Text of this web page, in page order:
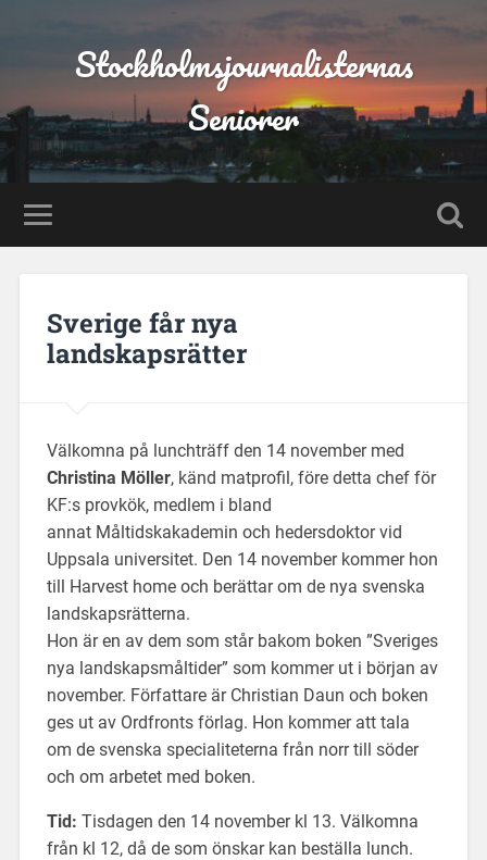
Stockholmsjournalisternas
Seniorer
Sverige får nya
landskapsrätter
Välkomna på lunchträff den 14 november med
Christina Möller, känd matprofil, före detta chef för
KF:s provkök, medlem i bland
annat Måltidskakademin och hedersdoktor vid
Uppsala universitet. Den 14 november kommer hon
till Harvest home och berättar om de nya svenska
landskapsrätterna.
Hon är en av dem som står bakom boken ”Sveriges
nya landskapsmåltider” som kommer ut i början av
november. Författare är Christian Daun och boken
ges ut av Ordfronts förlag. Hon kommer att tala
om de svenska specialiteterna från norr till söder
och om arbetet med boken.
Tid: Tisdagen den 14 november kl 13. Välkomna
från kl 12, då de som önskar kan beställa lunch.